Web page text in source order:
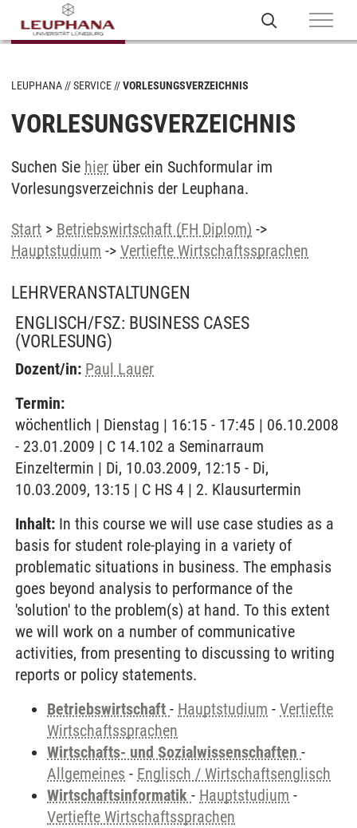
LEUPHANA SERVICE VORLESUNGSVERZEICHNIS
VORLESUNGSVERZEICHNIS
Suchen Sie hier über ein Suchformular im
Vorlesungsverzeichnis der Leuphana.
Start > Betriebswirtschaft (FH Diplom) ->
Hauptstudium -> Vertiefte Wirtschaftssprachen
LEHRVERANSTALTUNGEN
ENGLISCH/FSZ: BUSINESS CASES
(VORLESUNG)
Dozent/in: Paul Lauer
Termin:
wöchentlich | Dienstag | 16:15 - 17:45 | 06.10.2008
- 23.01.2009 | C 14.102 a Seminarraum
Einzeltermin | Di, 10.03.2009, 12:15 - Di,
10.03.2009, 13:15 | C HS 4 | 2. Klausurtermin
Inhalt: In this course we will use case studies as a
basis for student role-playing in a variety of
problematic situations in business. The emphasis
goes beyond analysis to performance of the
'solution' to the problem(s) at hand. To this extent
we will work on a number of communicative
activities, from presenting to discussing to writing
reports or policy statements.
Betriebswirtschaft - Hauptstudium - Vertiefte
Wirtschaftssprachen
Wirtschafts- und Sozialwissenschaften -
Allgemeines - Englisch / Wirtschaftsenglisch
Wirtschaftsinformatik - Hauptstudium -
Vertiefte Wirtschaftssprachen